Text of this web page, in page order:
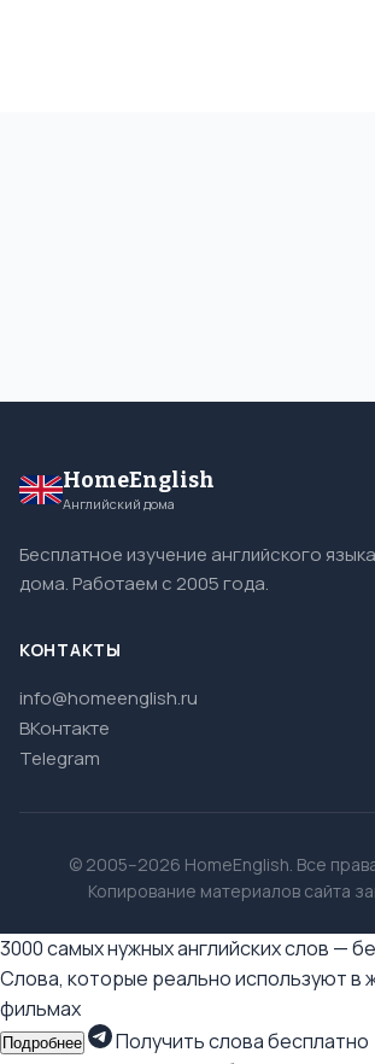
HomeEnglish
Английский дома
Бесплатное изучение английского
дома. Работаем с 2005 года.
КОНТАКТЫ
info@homeenglish.ru
ВКонтакте
Telegram
© 2005–2026 HomeEnglish. Все
Копирование материалов сайта
3000 самых нужных английских слов —
Слова, которые реально используют в
фильмах
Подробнее
Получить слова бесплатно